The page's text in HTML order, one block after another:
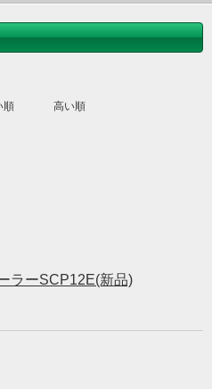
順 高い順
ラーSCP12E(新品)